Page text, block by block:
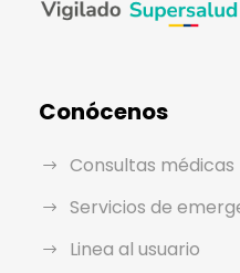
Conócenos
Consultas médicas
Servicios de
Linea al usuario